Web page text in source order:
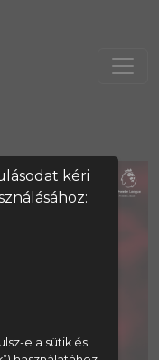
kéri
e a sütik és